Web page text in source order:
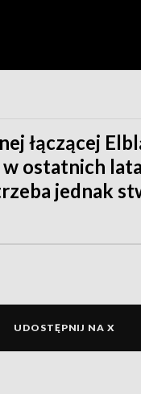
łączącej
ostatnich
jednak
UDOSTĘPNIJ NA X